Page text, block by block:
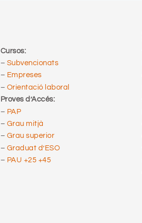
Cursos:
– Subvencionats
– Empreses
– Orientació laboral
Proves d’Accés:
– PAP
– Grau mitjà
– Grau superior
– Graduat d’ESO
– PAU +25 +45